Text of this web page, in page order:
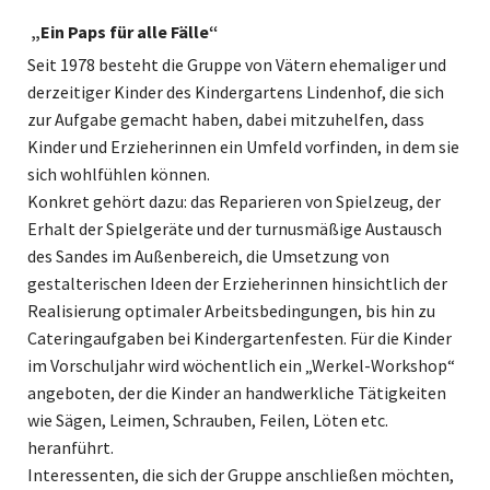
„Ein Paps für alle Fälle“
Seit 1978 besteht die Gruppe von Vätern ehemaliger und
derzeitiger Kinder des Kindergartens Lindenhof, die sich
zur Aufgabe gemacht haben, dabei mitzuhelfen, dass
Kinder und Erzieherinnen ein Umfeld vorfinden, in dem sie
sich wohlfühlen können.
Konkret gehört dazu: das Reparieren von Spielzeug, der
Erhalt der Spielgeräte und der turnusmäßige Austausch
des Sandes im Außenbereich, die Umsetzung von
gestalterischen Ideen der Erzieherinnen hinsichtlich der
Realisierung optimaler Arbeitsbedingungen, bis hin zu
Cateringaufgaben bei Kindergartenfesten. Für die Kinder
im Vorschuljahr wird wöchentlich ein „Werkel-Workshop“
angeboten, der die Kinder an handwerkliche Tätigkeiten
wie Sägen, Leimen, Schrauben, Feilen, Löten etc.
heranführt.
Interessenten, die sich der Gruppe anschließen möchten,